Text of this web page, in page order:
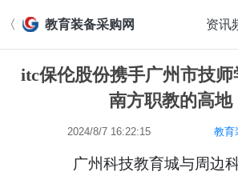
〈 教育装备采购网 资讯
itc保伦股份携手广州市技
南方职教的高地
2024/8/7 16:22:15 教育
广州科技教育城与周边科